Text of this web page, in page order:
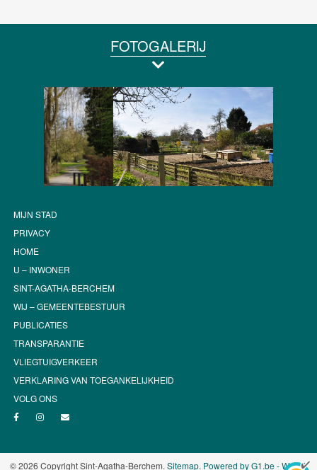
FOTOGALERIJ
MIJN STAD
PRIVACY
HOME
U – INWONER
SINT-AGATHA-BERCHEM
WIJ – GEMEENTEBESTUUR
PUBLICATIES
TRANSPARANTIE
VLIEGTUIGVERKEER
VERKLARING VAN TOEGANKELIJKHEID
VOLG ONS
© 2026 Copyright Sint-Agatha-Berchem. Sitemap. Powered by G1.be - Web &